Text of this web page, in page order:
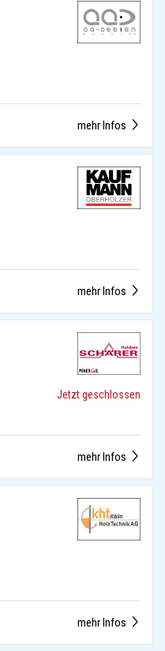
mehr Infos
mehr Infos
Jetzt geschlossen
mehr Infos
mehr Infos